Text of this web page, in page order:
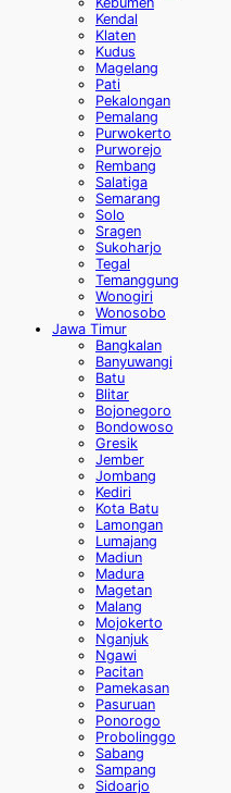
Kendal
Klaten
Kudus
Magelang
Pati
Pekalongan
Pemalang
Purwokerto
Purworejo
Rembang
Salatiga
Semarang
Solo
Sragen
Sukoharjo
Tegal
Temanggung
Wonogiri
Wonosobo
Jawa Timur
Bangkalan
Banyuwangi
Batu
Blitar
Bojonegoro
Bondowoso
Gresik
Jember
Jombang
Kediri
Kota Batu
Lamongan
Lumajang
Madiun
Madura
Magetan
Malang
Mojokerto
Nganjuk
Ngawi
Pacitan
Pamekasan
Pasuruan
Ponorogo
Probolinggo
Sabang
Sampang
Sidoarjo